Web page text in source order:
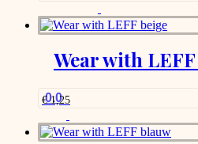
was:
€ 1,50.
is:
€ 0,75.
Wear with
0.0
€1,25